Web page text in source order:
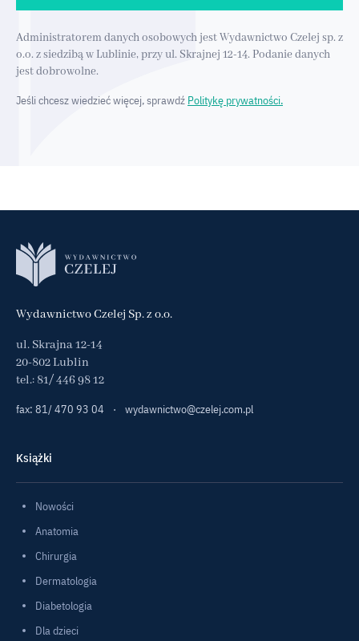
Administratorem danych osobowych jest Wydawnictwo Czelej sp. z
o.o. z siedzibą w Lublinie, przy ul. Skrajnej 12-14. Podanie danych
jest dobrowolne.
Jeśli chcesz wiedzieć więcej, sprawdź Politykę prywatności.
Wydawnictwo Czelej Sp. z o.o.
ul. Skrajna 12-14
20-802 Lublin
tel.: 81/ 446 98 12
fax: 81/ 470 93 04
· wydawnictwo@czelej.com.pl
Książki
Nowości
Anatomia
Chirurgia
Dermatologia
Diabetologia
Dla dzieci